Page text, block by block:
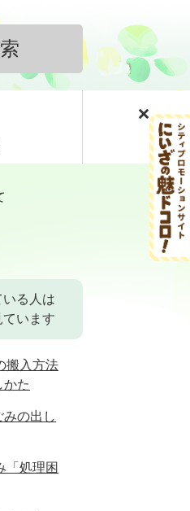
いる人は
ています
搬入方法
かた
の出し
「処理困